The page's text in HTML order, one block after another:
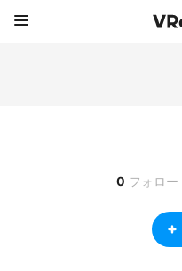
0 フォロー